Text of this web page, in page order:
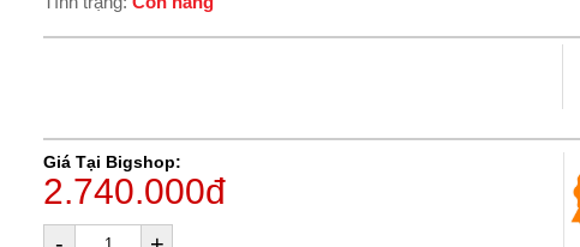
Giá Tại Bigshop:
2.740.000đ